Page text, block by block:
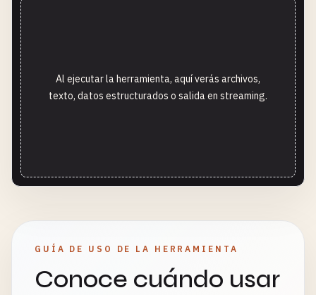
Al ejecutar la herramienta, aquí verás archivos,
texto, datos estructurados o salida en streaming.
GUÍA DE USO DE LA HERRAMIENTA
Conoce cuándo usar